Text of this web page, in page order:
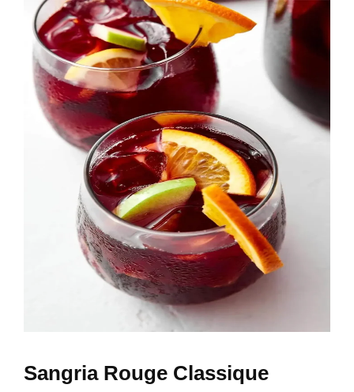
Sangria Rouge Classique